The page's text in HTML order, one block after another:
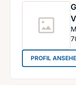
PROFIL